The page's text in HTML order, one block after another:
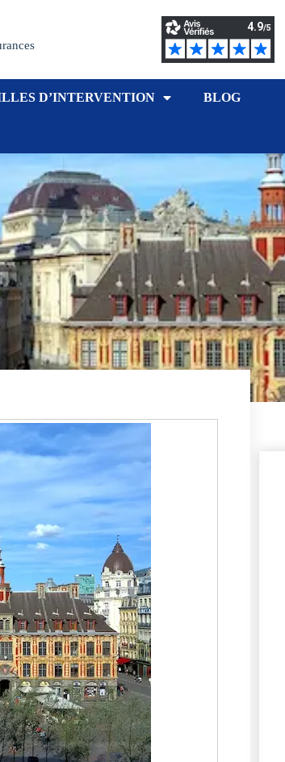
D’INTERVENTION BLOG